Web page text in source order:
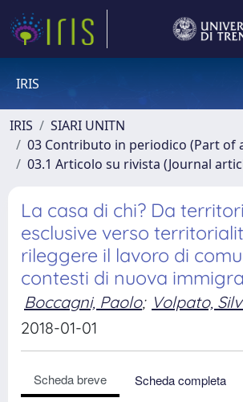
IRIS
IRIS
SIARI UNITN
03 Contributo in periodico (Part of
03.1 Articolo su rivista (Journal
La casa di chi? Da
esclusive verso
rileggere il lavoro di
contesti di nuova
Boccagni, Paolo; Volpato,
2018-01-01
Scheda breve
Scheda completa